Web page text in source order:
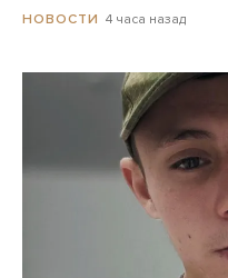
НОВОСТИ 4 часа назад